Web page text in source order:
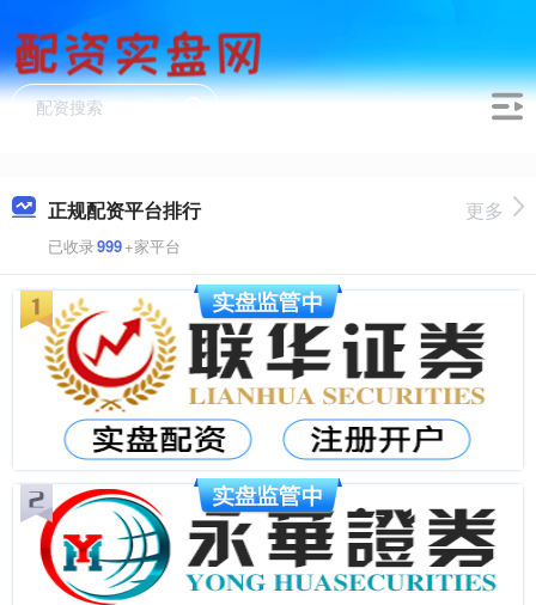
正规配资平台排行
已收录999+家平台
更多